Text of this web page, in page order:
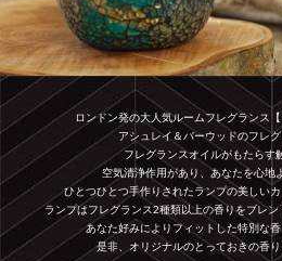
ロンドン発の大人気ルームフレグランス
アシュレイ＆バーウッドのフレグ
フレグランスオイルがもたらす
空気清浄作用があり、あなたを心地
ひとつひとつ手作りされたランプの美しいカ
ランプはフレグランス2種類以上の香りをブレン
あなた好みによりフィットした特別な
是非、オリジナルのとっておきの香り